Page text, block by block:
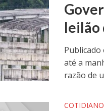
leilão
Publicado
até a
razão de
COTIDIANO